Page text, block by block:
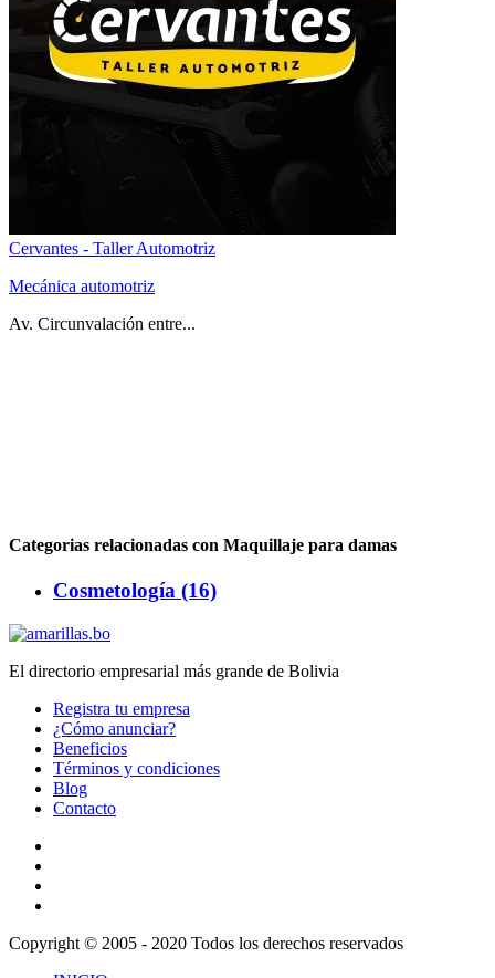
Cervantes - Taller Automotriz
Mecánica automotriz
Av. Circunvalación entre...
Categorias relacionadas con Maquillaje para damas
Cosmetología (16)
El directorio empresarial más grande de Bolivia
Registra tu empresa
¿Cómo anunciar?
Beneficios
Términos y condiciones
Blog
Contacto
Copyright © 2005 - 2020 Todos los derechos reservados